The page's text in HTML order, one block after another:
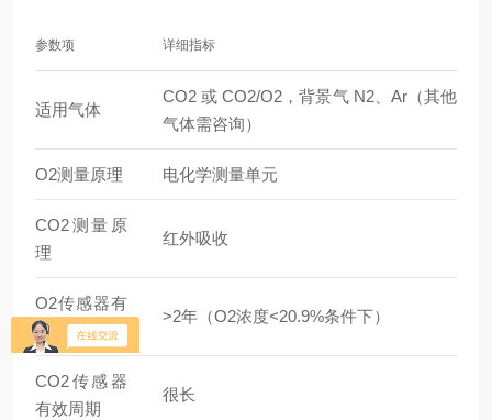
参数项 详细指标
适用气体
CO2 或 CO2/O2，背景气 N2、Ar（其他
气体需咨询）
O2测量原理 电化学测量单元
CO2测量原
理
红外吸收
O2传感器有
效周期
>2年（O2浓度<20.9%条件下）
CO2传感器
有效周期
很长